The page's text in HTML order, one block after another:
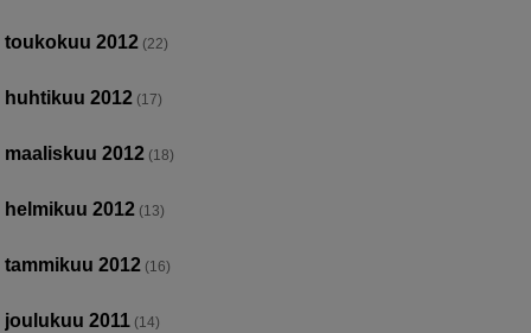
toukokuu 2012 (22)
huhtikuu 2012 (17)
maaliskuu 2012 (18)
helmikuu 2012 (13)
tammikuu 2012 (16)
joulukuu 2011 (14)